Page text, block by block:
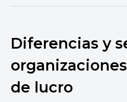
Diferencias y
de lucro